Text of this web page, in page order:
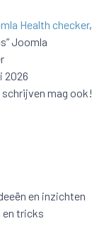
Health checker,
Joomla
2026
mag ook!
en inzichten
en tricks